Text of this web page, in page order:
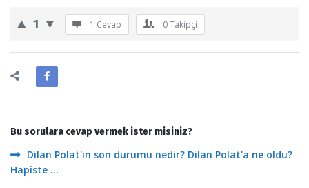
1 1 Cevap 0Takipçi
Bu sorulara cevap vermek ister misiniz?
Dilan Polat'ın son durumu nedir? Dilan Polat'a ne oldu?
Hapiste ...